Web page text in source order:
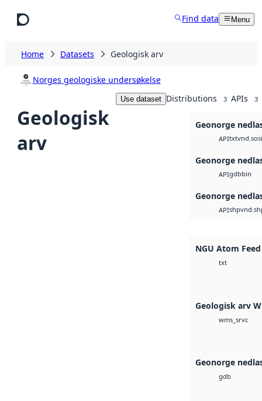
Find data Menu
Home Datasets Geologisk arv
Norges geologiske undersøkelse
Geologisk
arv
Use dataset Distributions 3 APIs 3
Geonorge
APItxtvnd.sosi
Geonorge
APIgdbbin
Geonorge
APIshp
NGU Atom
txt
Geologisk arv
wms_srvc
Geonorge
gdb